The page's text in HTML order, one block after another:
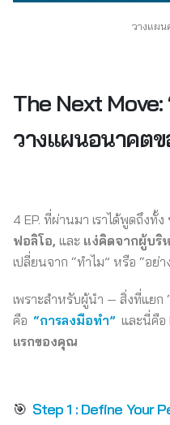
วางแผน
The Next
วางแผนอนาคต
4 EP. ที่ผ่านมา เราได้พูดถึงทั้ง
ฟอลิโอ, และ แง่คิดจากผู้บริ
เปลี่ยนจาก “ทำไม” หรือ “อย่า
เพราะสำหรับผู้นำ — สิ่งที่แยก
คือ “การลงมือทำ” และนี่คือ
แรกของคุณ
🎯 Step 1 : Define Your